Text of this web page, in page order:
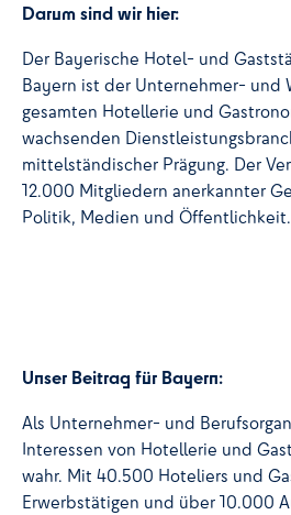
Darum sind wir hier:
Der Bayerische Hotel- und
Bayern ist der Unternehmer- und
gesamten Hotellerie und
wachsenden
mittelständischer Prägung. Der
12.000 Mitgliedern anerkannter
Politik, Medien und Öffentlichkeit.
Unser Beitrag für Bayern:
Als Unternehmer- und
Interessen von Hotellerie und
wahr. Mit 40.500 Hoteliers und
Erwerbstätigen und über 10.000